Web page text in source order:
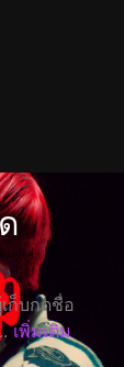
ก็บกดชื่อ
เพิ่มเติม